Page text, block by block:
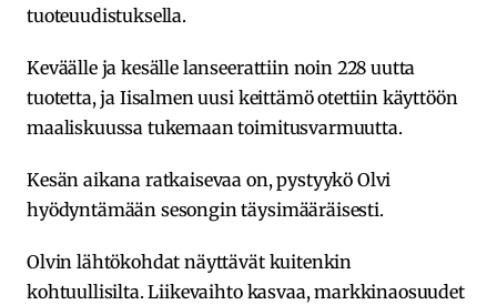
tuoteuudistuksella.
Keväälle ja kesälle lanseerattiin noin 228 uutta
tuotetta, ja Iisalmen uusi keittämö otettiin käyttöön
maaliskuussa tukemaan toimitusvarmuutta.
Kesän aikana ratkaisevaa on, pystyykö Olvi
hyödyntämään sesongin täysimääräisesti.
Olvin lähtökohdat näyttävät kuitenkin
kohtuullisilta. Liikevaihto kasvaa, markkinaosuudet